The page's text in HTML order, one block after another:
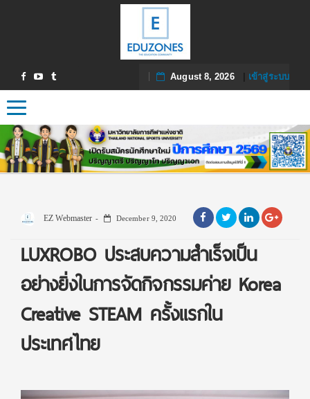
August 8, 2026| เข้าสู่ระบบ
Toggle navigation
EZ Webmaster December 9, 2020
LUXROBO ประสบความสำเร็จเป็น
อย่างยิ่งในการจัดกิจกรรมค่าย Korea
Creative STEAM ครั้งแรกใน
ประเทศไทย